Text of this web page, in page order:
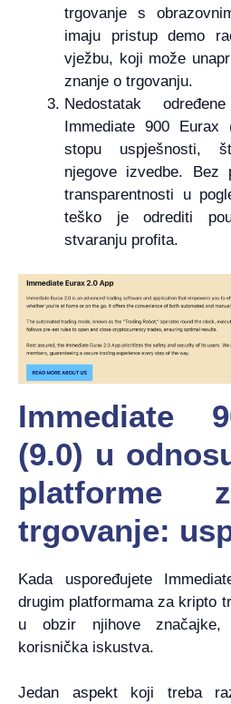
trgovanje s
imaju pristup demo
vježbu, koji može
znanje o trgovanju.
Nedostatak
Immediate 900
stopu uspješnosti,
njegove izvedbe. Bez
transparentnosti u
teško je odrediti
stvaranju profita.
Immediate
(9.0) u
platforme
trgovanje:
Kada uspoređujete
drugim platformama za kripto
u obzir njihove
korisnička iskustva.
Jedan aspekt koji treba